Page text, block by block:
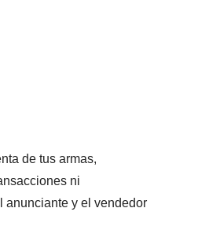
de tus armas,
ni
anunciante y el vendedor